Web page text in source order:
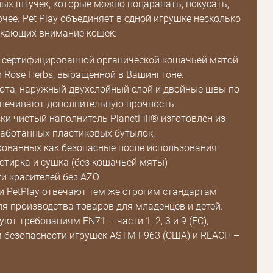
штучек, которые можно поцарапать, покусать,
Pet Play объединяет в одной игрушке несколько
внимание кошек.
органической кошачьей мятой
Rose Herbs, выращенной в Вашингтоне.
наружный двухслойный слой и двойные швы по
дополнительную прочность.
чистый наполнитель PlanetFill® изготовлен из
пластиковых бутылок,
как безопасные после использования.
и сушка (без кошачьей мяты)
красителей без AZO
PetPlay отвечают тем же строгим стандартам
производства товаров для младенцев и детей.
требованиям EN71 – части 1, 2, 3 и 9 (ЕС),
безопасности игрушек ASTM F963 (США) и REACH –
Зарегистрироваться